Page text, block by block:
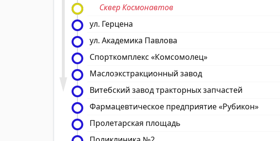
Сквер Космонавтов
ул. Герцена
ул. Академика Павлова
Спорткомплекс «Комсомолец»
Маслоэкстракционный завод
Витебский завод тракторных запчастей
Фармацевтическое предприятие «Рубикон»
Пролетарская площадь